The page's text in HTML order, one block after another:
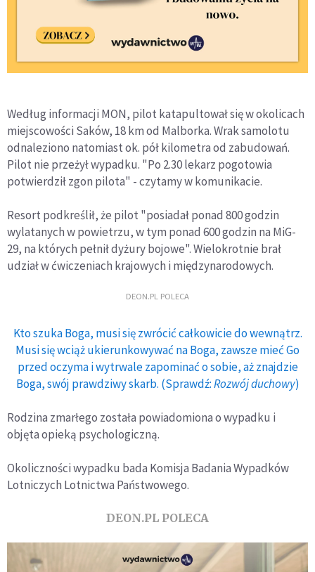
Według informacji MON, pilot katapultował się w okolicach
miejscowości Saków, 18 km od Malborka. Wrak samolotu
odnaleziono natomiast ok. pół kilometra od zabudowań.
Pilot nie przeżył wypadku. "Po 2.30 lekarz pogotowia
potwierdził zgon pilota" - czytamy w komunikacie.
Resort podkreślił, że pilot "posiadał ponad 800 godzin
wylatanych w powietrzu, w tym ponad 600 godzin na MiG-
29, na których pełnił dyżury bojowe". Wielokrotnie brał
udział w ćwiczeniach krajowych i międzynarodowych.
DEON.PL POLECA
Kto szuka Boga, musi się zwrócić całkowicie do wewnątrz.
Musi się wciąż ukierunkowywać na Boga, zawsze mieć Go
przed oczyma i wytrwale zapominać o sobie, aż znajdzie
Boga, swój prawdziwy skarb. (Sprawdź:Rozwój duchowy)
Rodzina zmarłego została powiadomiona o wypadku i
objęta opieką psychologiczną.
Okoliczności wypadku bada Komisja Badania Wypadków
Lotniczych Lotnictwa Państwowego.
DEON.PL POLECA